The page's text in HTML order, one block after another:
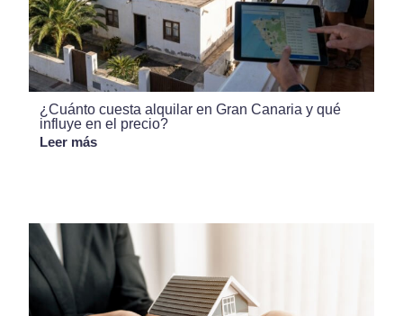
¿Cuánto cuesta alquilar en Gran Canaria y qué
influye en el precio?
Leer más